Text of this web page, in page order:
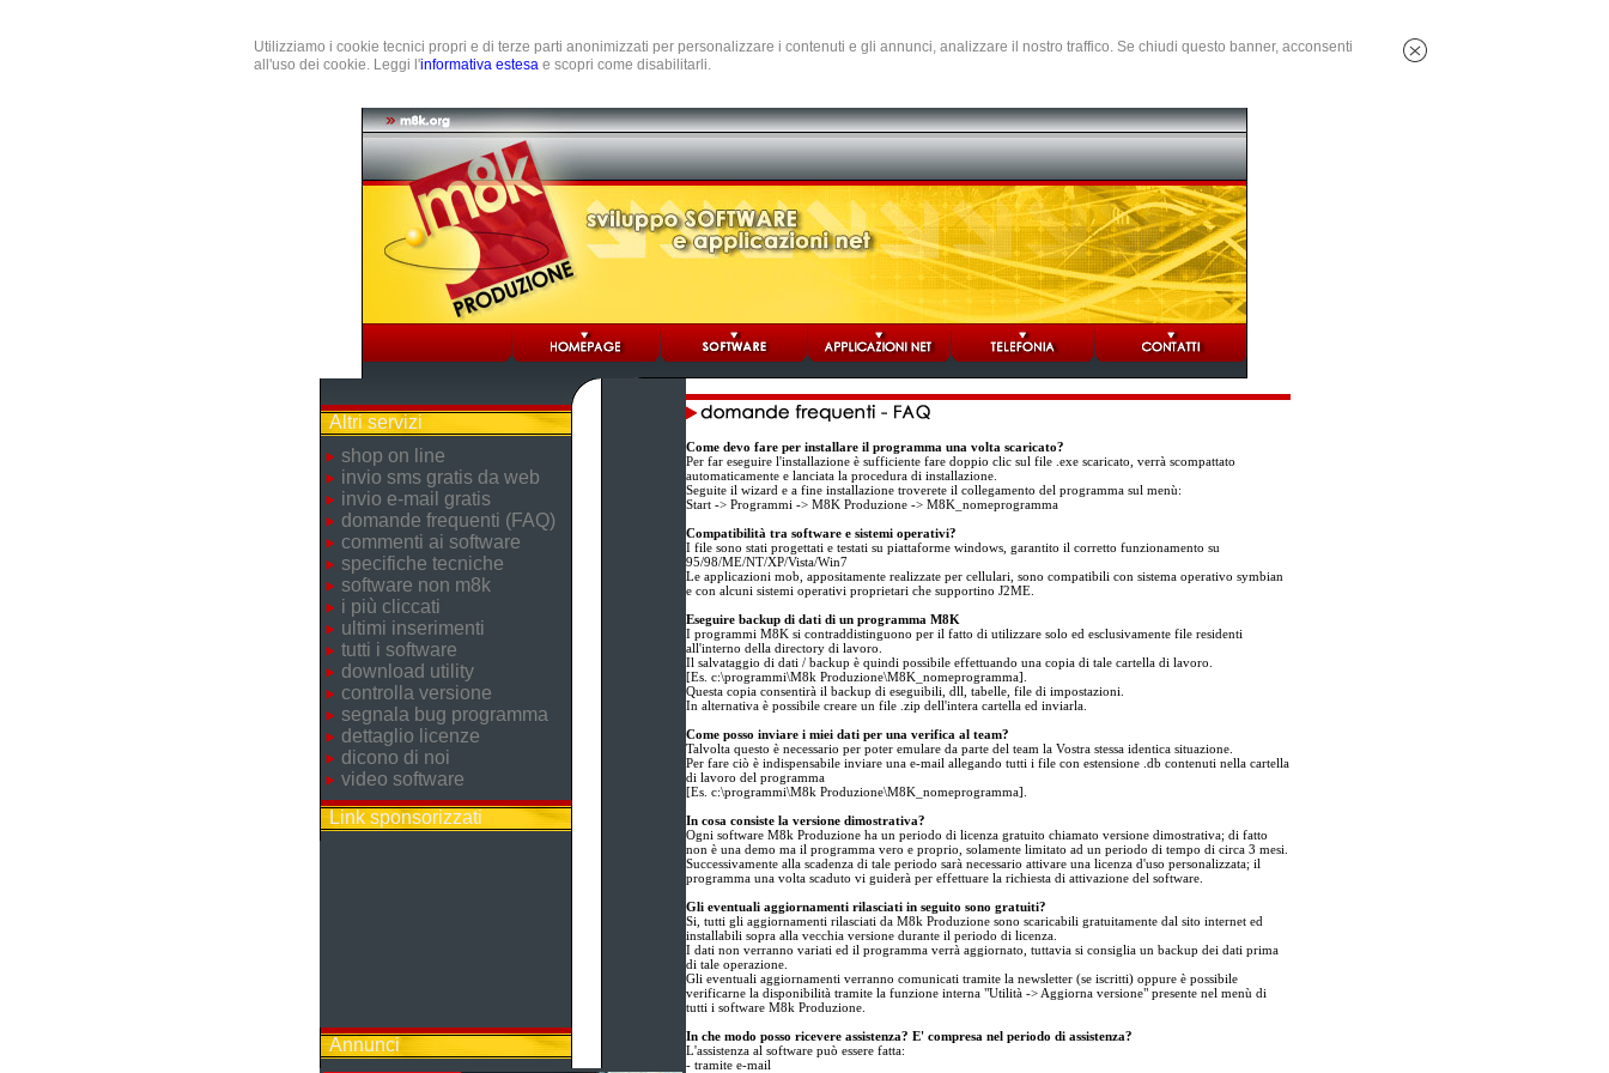
Utilizziamo i cookie tecnici propri e di terze parti anonimizzati per personalizzare i contenuti e gli annunci, analizzare il nostro traffico. Se chiudi questo banner, acconsenti
all'uso dei cookie. Leggi l'informativa estesa e scopri come disabilitarli.
Altri servizi
shop on line
invio sms gratis da web
invio e-mail gratis
domande frequenti (FAQ)
commenti ai software
specifiche tecniche
software non m8k
i più cliccati
ultimi inserimenti
tutti i software
download utility
controlla versione
segnala bug programma
dettaglio licenze
dicono di noi
video software
Link sponsorizzati
Annunci
Come devo fare per installare il programma una volta scaricato?
Per far eseguire l'installazione è sufficiente fare doppio clic sul file .exe scaricato, verrà scompattato
automaticamente e lanciata la procedura di installazione.
Seguite il wizard e a fine installazione troverete il collegamento del programma sul menù:
Start -> Programmi -> M8K Produzione -> M8K_nomeprogramma
Compatibilità tra software e sistemi operativi?
I file sono stati progettati e testati su piattaforme windows, garantito il corretto funzionamento su
95/98/ME/NT/XP/Vista/Win7
Le applicazioni mob, appositamente realizzate per cellulari, sono compatibili con sistema operativo symbian
e con alcuni sistemi operativi proprietari che supportino J2ME.
Eseguire backup di dati di un programma M8K
I programmi M8K si contraddistinguono per il fatto di utilizzare solo ed esclusivamente file residenti
all'interno della directory di lavoro.
Il salvataggio di dati / backup è quindi possibile effettuando una copia di tale cartella di lavoro.
[Es. c:\programmi\M8k Produzione\M8K_nomeprogramma].
Questa copia consentirà il backup di eseguibili, dll, tabelle, file di impostazioni.
In alternativa è possibile creare un file .zip dell'intera cartella ed inviarla.
Come posso inviare i miei dati per una verifica al team?
Talvolta questo è necessario per poter emulare da parte del team la Vostra stessa identica situazione.
Per fare ciò è indispensabile inviare una e-mail allegando tutti i file con estensione .db contenuti nella cartella
di lavoro del programma
[Es. c:\programmi\M8k Produzione\M8K_nomeprogramma].
In cosa consiste la versione dimostrativa?
Ogni software M8k Produzione ha un periodo di licenza gratuito chiamato versione dimostrativa; di fatto
non è una demo ma il programma vero e proprio, solamente limitato ad un periodo di tempo di circa 3 mesi.
Successivamente alla scadenza di tale periodo sarà necessario attivare una licenza d'uso personalizzata; il
programma una volta scaduto vi guiderà per effettuare la richiesta di attivazione del software.
Gli eventuali aggiornamenti rilasciati in seguito sono gratuiti?
Si, tutti gli aggiornamenti rilasciati da M8k Produzione sono scaricabili gratuitamente dal sito internet ed
installabili sopra alla vecchia versione durante il periodo di licenza.
I dati non verranno variati ed il programma verrà aggiornato, tuttavia si consiglia un backup dei dati prima
di tale operazione.
Gli eventuali aggiornamenti verranno comunicati tramite la newsletter (se iscritti) oppure è possibile
verificarne la disponibilità tramite la funzione interna "Utilità -> Aggiorna versione" presente nel menù di
tutti i software M8k Produzione.
In che modo posso ricevere assistenza? E' compresa nel periodo di assistenza?
L'assistenza al software può essere fatta:
- tramite e-mail